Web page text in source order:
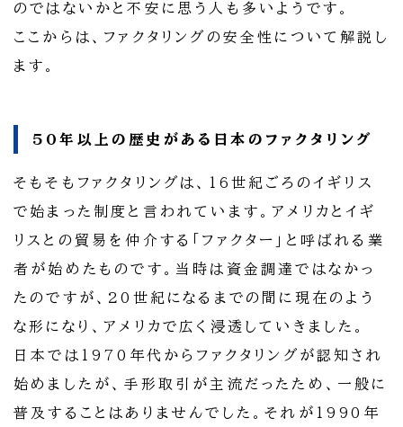
のではないかと不安に思う人も多いようです。
ここからは、ファクタリングの安全性について解説し
ます。
50年以上の歴史がある日本のファクタリング
そもそもファクタリングは、16世紀ごろのイギリス
で始まった制度と言われています。アメリカとイギ
リスとの貿易を仲介する「ファクター」と呼ばれる業
者が始めたものです。当時は資金調達ではなかっ
たのですが、20世紀になるまでの間に現在のよう
な形になり、アメリカで広く浸透していきました。
日本では1970年代からファクタリングが認知され
始めましたが、手形取引が主流だったため、一般に
普及することはありませんでした。それが1990年